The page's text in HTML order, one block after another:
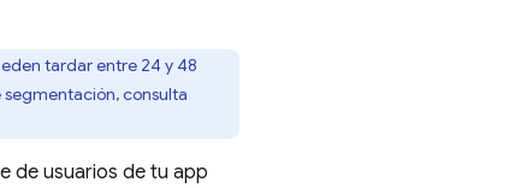
tardar entre 24 y 48
consulta
de usuarios de tu app